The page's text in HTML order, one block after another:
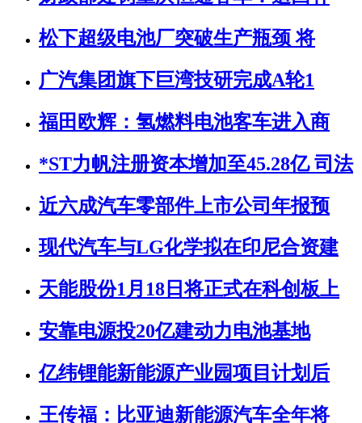
松下超级电池厂突破生产瓶颈 将
广汽集团旗下巨湾技研完成A轮1
福田欧辉：氢燃料电池客车进入商
*ST力帆注册资本增加至45.28亿 司法
近六成汽车零部件上市公司年报预
现代汽车与LG化学拟在印尼合资建
天能股份1月18日将正式在科创板上
安靠电源投20亿建动力电池基地
亿纬锂能新能源产业园项目计划后
王传福：比亚迪新能源汽车全年将